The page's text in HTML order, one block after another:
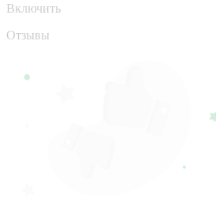
Включить
Отзывы